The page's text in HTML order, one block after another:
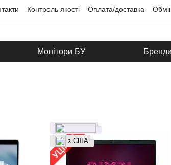
Контроль якості Оплата/доставка
Угода користувача
Монітори БУ Бренди
з США